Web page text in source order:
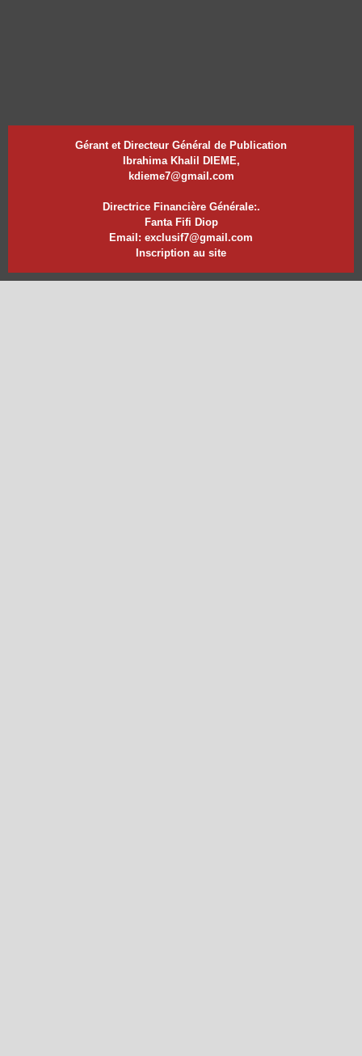
Gérant et Directeur Général de Publication
Ibrahima Khalil DIEME,
kdieme7@gmail.com
Directrice Financière Générale:.
Fanta Fifi Diop
Email: exclusif7@gmail.com
Inscription au site